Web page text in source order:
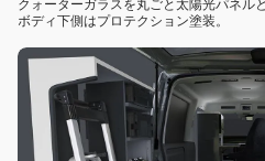
クォーターガラスを丸ごと太陽光パネル
ボディ下側はプロテクション塗装。